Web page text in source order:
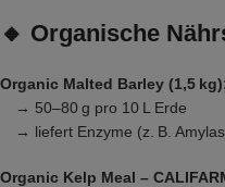
🔸 Organische
Organic Malted Barley (1,5
→ 50–80 g pro 10 L Erde
→ liefert Enzyme (z. B.
Organic Kelp Meal –